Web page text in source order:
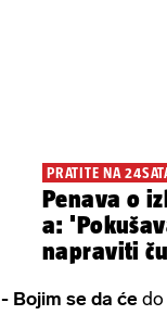
PRATITE NA
Penava o
a:
napraviti
- Bojim se da će do